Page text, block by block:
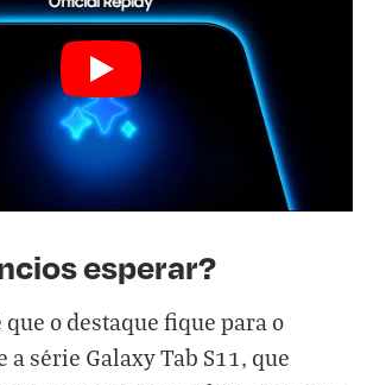
esperar?
o destaque fique para o
a série Galaxy Tab S11, que